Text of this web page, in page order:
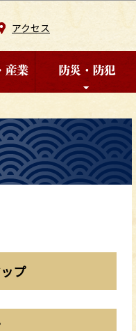
アクセス
プ